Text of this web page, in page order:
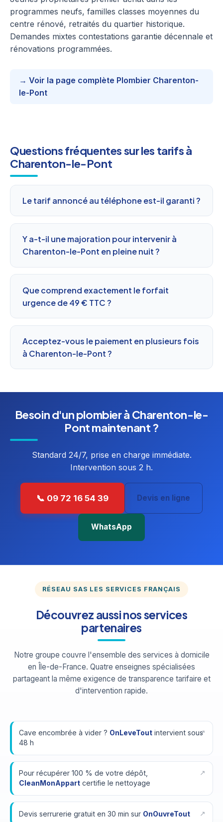
programmes neufs, familles classes moyennes du
centre rénové, retraités du quartier historique.
Demandes mixtes contestations garantie décennale et
rénovations programmées.
→ Voir la page complète Plombier Charenton-
le-Pont
Questions fréquentes sur les tarifs à
Charenton-le-Pont
Le tarif annoncé au téléphone est-il garanti ?
Y a-t-il une majoration pour intervenir à
Charenton-le-Pont en pleine nuit ?
Que comprend exactement le forfait
urgence de 49 € TTC ?
Acceptez-vous le paiement en plusieurs fois
à Charenton-le-Pont ?
Besoin d'un plombier à Charenton-le-
Pont maintenant ?
Standard 24/7, prise en charge immédiate.
Intervention sous 2 h.
📞 09 72 16 54 39 Devis en ligne
WhatsApp
RÉSEAU SAS LES SERVICES FRANÇAIS
Découvrez aussi nos services
partenaires
Notre groupe couvre l'ensemble des services à domicile
en Île-de-France. Quatre enseignes spécialisées
partageant la même exigence de transparence tarifaire et
d'intervention rapide.
Cave encombrée à vider ? OnLeveToutintervient sous
48 h
Pour récupérer 100 % de votre dépôt,
CleanMonAppartcertifie le nettoyage
Devis serrurerie gratuit en 30 min sur OnOuvreTout